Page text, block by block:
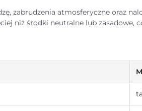
zabrudzenia atmosferyczne oraz
niż środki neutralne lub zasadowe,